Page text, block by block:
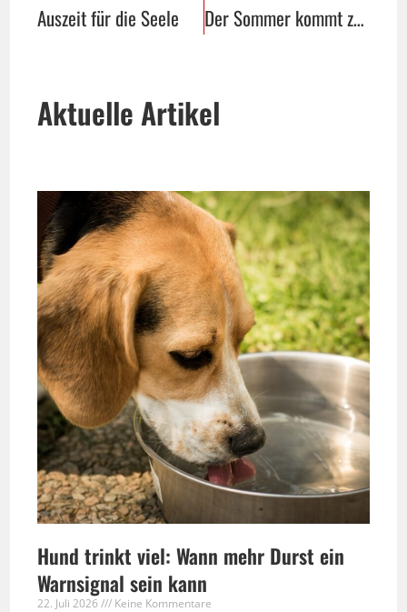
Auszeit für die Seele Der Sommer kommt zurück …
Aktuelle Artikel
Hund trinkt viel: Wann mehr Durst ein
Warnsignal sein kann
22. Juli 2026 Keine Kommentare